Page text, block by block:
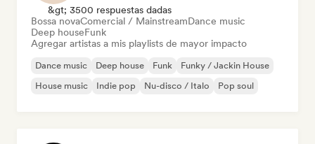
&gt; 3500 respuestas dadas
Bossa novaComercial / MainstreamDance music
Deep houseFunk
Agregar artistas a mis playlists de mayor impacto
Dance music Deep house Funk
Funky / Jackin House
House music
Indie pop Nu-disco / Italo Pop soul